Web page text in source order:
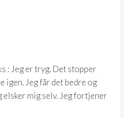
: Jeg er tryg. Det stopper
igen. Jeg får det bedre og
elsker mig selv. Jeg fortjener